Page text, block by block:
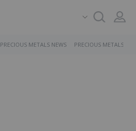
PRECIOUS METALS NEWS PRECIOUS METALS